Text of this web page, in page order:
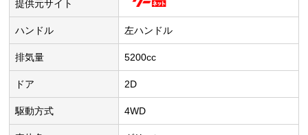
提供元サイト
ハンドル 左ハンドル
排気量 5200cc
ドア 2D
駆動方式 4WD